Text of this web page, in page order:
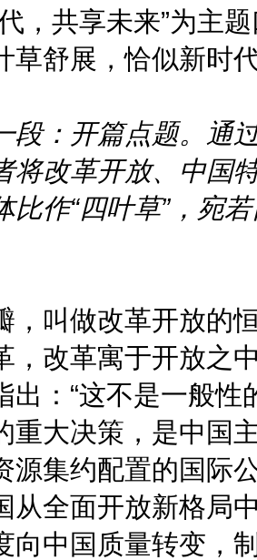
，共享未来”为主
草舒展，恰似新时
段：开篇点题。通
将改革开放、中国
比作“四叶草”，宛
叫做改革开放的恒
，改革寓于开放之
出：“这不是一般
重大决策，是中国
源集约配置的国际
从全面开放新格局
向中国质量转变，